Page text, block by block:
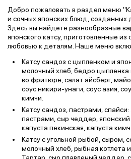
Добро пожаловать в раздел меню
и сочных японских блюд, созданных
Здесь вы найдете разнообразные
японского катсу, приготовленные
любовью к деталям. Наше меню
Катсу сандоз с цыпленком и
молочный хлеб, бедро
во фритюре, салат айсберг,
соус никири-унаги, соус азия,
кимчи.
Катсу сандоз, пастрами,
пастрами, сыр чеддер, японский
капуста пекинская, капуста
Катсу с угольной рыбой, сыром,
молочный хлеб, рыбная котлета
Тартар, сыр плавленый чеддер,